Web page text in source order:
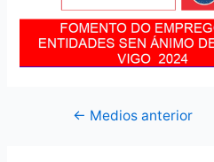
Navegación
← Medios anterior